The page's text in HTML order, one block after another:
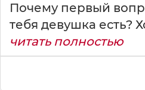
Почему первый
тебя девушка есть?
читать полностью